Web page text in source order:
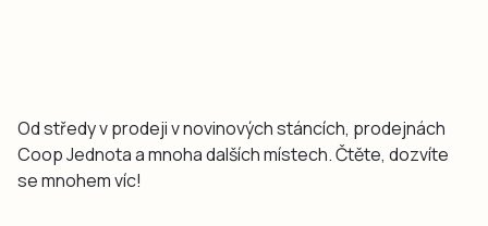
Od středy v prodeji v novinových stáncích, prodejnách
Coop Jednota a mnoha dalších místech. Čtěte, dozvíte
se mnohem víc!